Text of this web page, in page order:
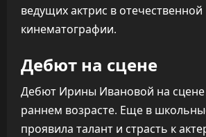
ведущих актрис в отечественной
кинематографии.
Дебют на сцене
Дебют Ирины Ивановой на сцене
раннем возрасте. Еще в
проявила талант и страсть к